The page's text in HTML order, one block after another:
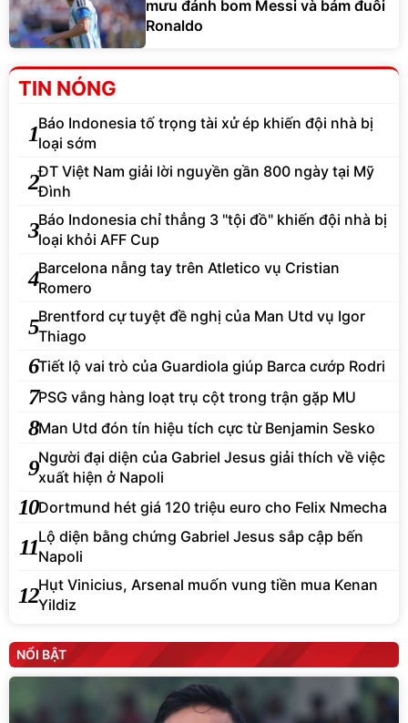
mưu đánh bom Messi và bám đuôi
Ronaldo
TIN NÓNG
1Báo Indonesia tố trọng tài xử ép khiến đội nhà bị
loại sớm
2ĐT Việt Nam giải lời nguyền gần 800 ngày tại Mỹ
Đình
3Báo Indonesia chỉ thẳng 3 "tội đồ" khiến đội nhà bị
loại khỏi AFF Cup
4Barcelona nẫng tay trên Atletico vụ Cristian
Romero
5Brentford cự tuyệt đề nghị của Man Utd vụ Igor
Thiago
6Tiết lộ vai trò của Guardiola giúp Barca cướp Rodri
7PSG vắng hàng loạt trụ cột trong trận gặp MU
8Man Utd đón tín hiệu tích cực từ Benjamin Sesko
9Người đại diện của Gabriel Jesus giải thích về việc
xuất hiện ở Napoli
10Dortmund hét giá 120 triệu euro cho Felix Nmecha
11Lộ diện bằng chứng Gabriel Jesus sắp cập bến
Napoli
12Hụt Vinicius, Arsenal muốn vung tiền mua Kenan
Yildiz
NỔI BẬT